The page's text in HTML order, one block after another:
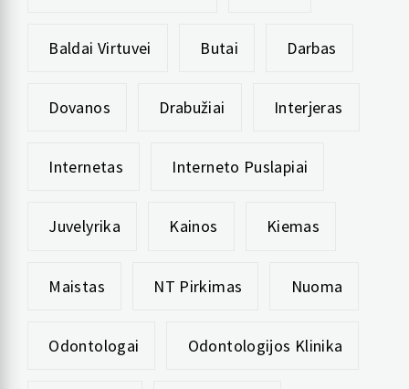
Baldai Virtuvei Butai Darbas
Dovanos Drabužiai Interjeras
Internetas Interneto Puslapiai
Juvelyrika Kainos Kiemas
Maistas NT Pirkimas Nuoma
Odontologai Odontologijos Klinika